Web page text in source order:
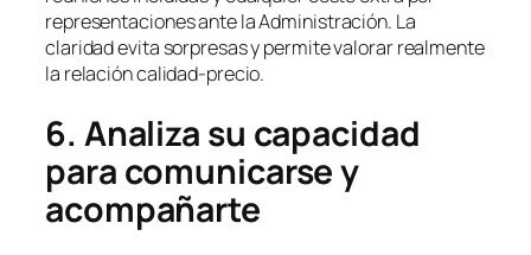
representaciones ante la Administración. La
claridad evita sorpresas y permite valorar realmente
la relación calidad-precio.
6. Analiza su capacidad
para comunicarse y
acompañarte